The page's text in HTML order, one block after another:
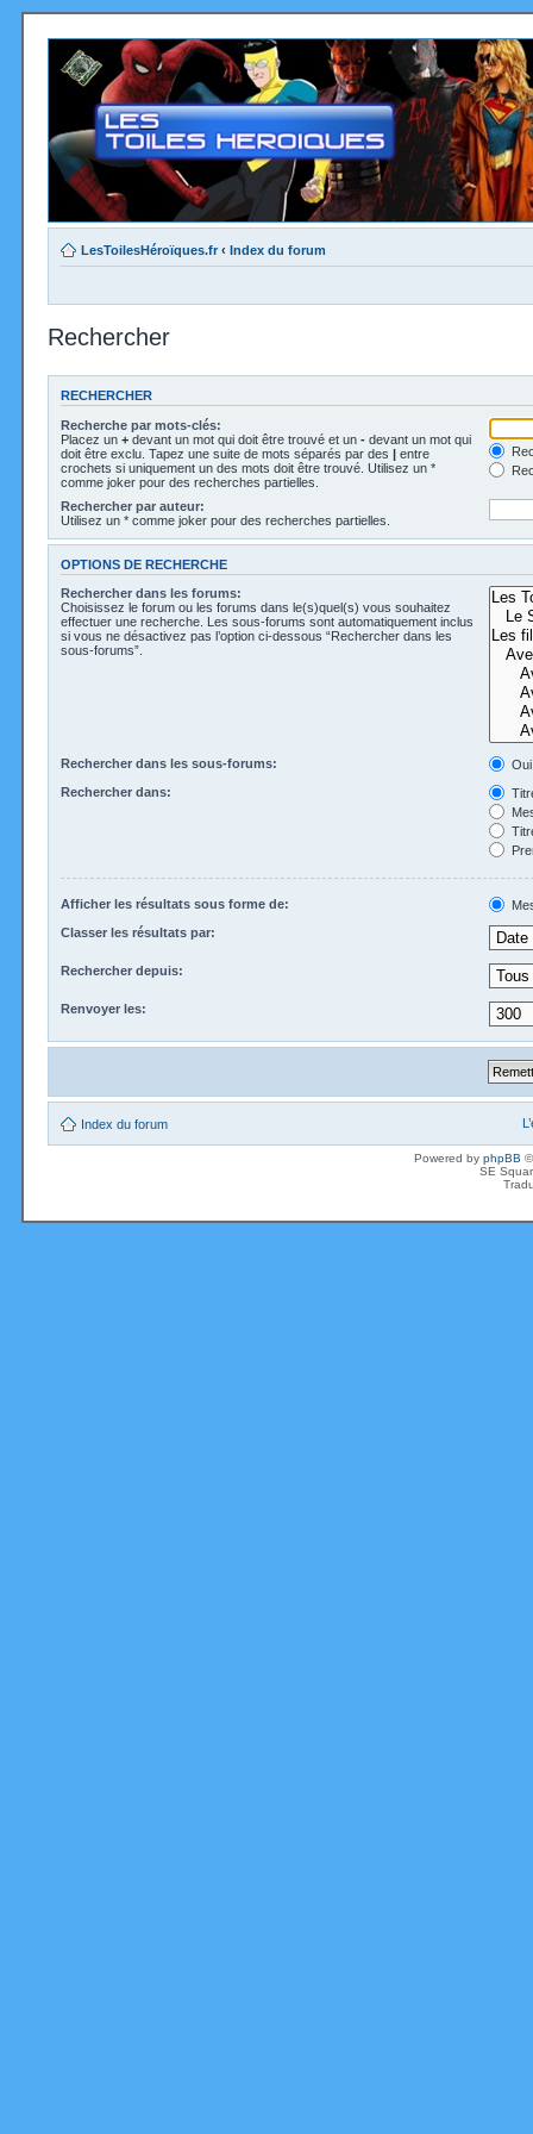
LesToilesHéroïques.fr ‹ Index du forum
Rechercher
RECHERCHER
Recherche par mots-clés:
Placez un + devant un mot qui doit être trouvé et un - devant un mot qui
doit être exclu. Tapez une suite de mots séparés par des | entre
crochets si uniquement un des mots doit être trouvé. Utilisez un *
comme joker pour des recherches partielles.
Rechercher par auteur:
Utilisez un * comme joker pour des recherches partielles.
OPTIONS DE RECHERCHE
Rechercher dans les forums:
Choisissez le forum ou les forums dans le(s)quel(s) vous souhaitez
effectuer une recherche. Les sous-forums sont automatiquement inclus
si vous ne désactivez pas l’option ci-dessous “Rechercher dans les
sous-forums”.
Rechercher dans les sous-forums:
Oui
Rechercher dans:
Afficher les résultats sous forme de:
Classer les résultats par:
Rechercher depuis:
Renvoyer les:
Index du forum
Powered by phpBB
SE